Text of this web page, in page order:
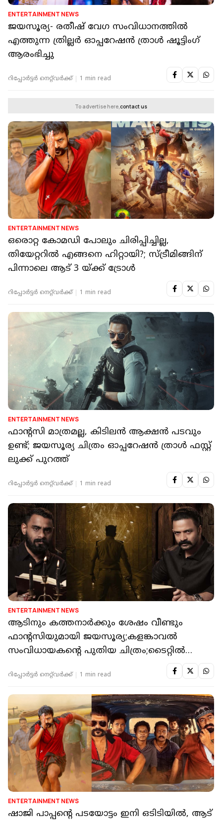
ENTERTAINMENT NEWS
ജയസൂര്യ- രതീഷ് വേഗ സംവിധാനത്തിൽ
എത്തുന്ന ത്രില്ലർ ഓപ്പറേഷൻ ത്രാൾ ഷൂട്ടിംഗ്
ആരംഭിച്ചു
റിപ്പോർട്ടർ നെറ്റ്‌വര്‍ക്ക്‌ 1 min read
To advertise here,contact us
ENTERTAINMENT NEWS
ഒരൊറ്റ കോമഡി പോലും ചിരിപ്പിച്ചില്ല,
തിയേറ്ററിൽ എങ്ങനെ ഹിറ്റായി?; സ്ട്രീമിങ്ങിന്
പിന്നാലെ ആട് 3 യ്ക്ക് ട്രോൾ
റിപ്പോർട്ടർ നെറ്റ്‌വര്‍ക്ക്‌ 1 min read
ENTERTAINMENT NEWS
ഫാന്റസി മാത്രമല്ല, കിടിലൻ ആക്ഷൻ പടവും
ഉണ്ട്; ജയസൂര്യ ചിത്രം ഓപ്പറേഷൻ ത്രാൾ ഫസ്റ്റ്
ലുക്ക് പുറത്ത്
റിപ്പോർട്ടർ നെറ്റ്‌വര്‍ക്ക്‌ 1 min read
ENTERTAINMENT NEWS
ആടിനും കത്തനാർക്കും ശേഷം വീണ്ടും
ഫാന്റസിയുമായി ജയസൂര്യ;കളങ്കാവൽ
സംവിധായകന്റെ പുതിയ ചിത്രം;ടൈറ്റിൽ
റിപ്പോർട്ടർ നെറ്റ്‌വര്‍ക്ക്‌ 1 min read
ENTERTAINMENT NEWS
ഷാജി പാപ്പന്റെ പടയോട്ടം ഇനി ഒടിടിയിൽ, ആട്